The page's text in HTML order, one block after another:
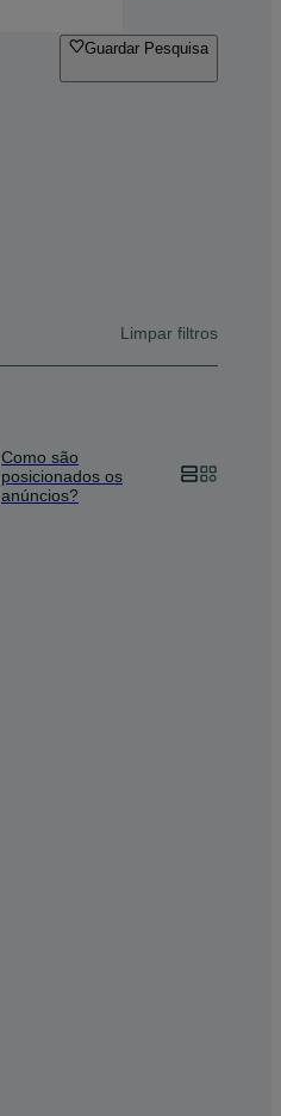
Guardar Pesquisa
Limpar filtros
Como são
posicionados os
anúncios?